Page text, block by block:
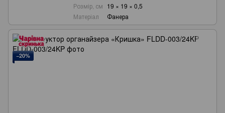
Розмір, см 19 × 19 × 0,5
Матеріал
Фанера
−20%